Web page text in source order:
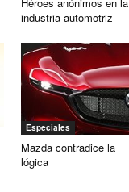
Héroes anónimos en la
industria automotriz
Especiales
Mazda contradice la
lógica